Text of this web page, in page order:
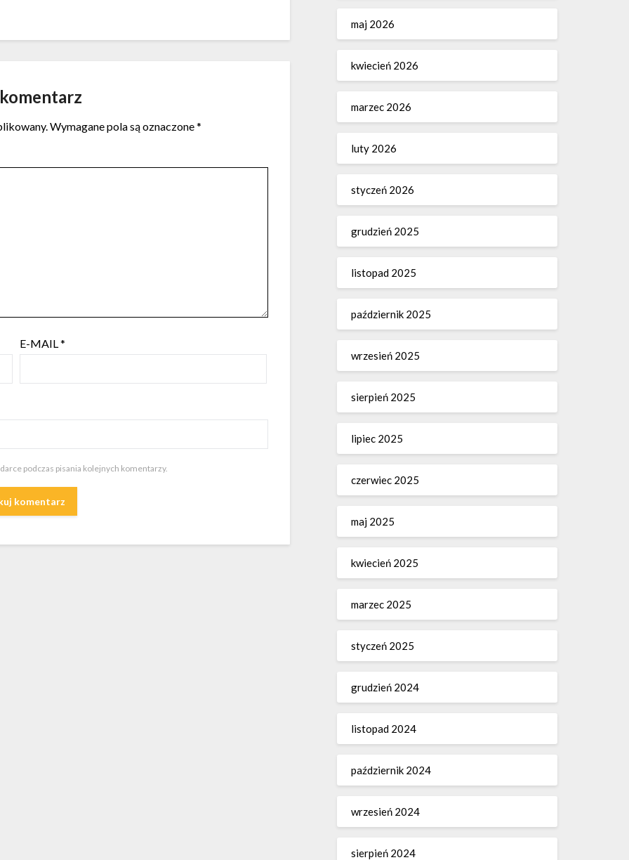
Wymagane pola są oznaczone*
E-MAIL*
podczas pisania kolejnych komentarzy.
maj 2026
kwiecień 2026
marzec 2026
luty 2026
styczeń 2026
grudzień 2025
listopad 2025
październik 2025
wrzesień 2025
sierpień 2025
lipiec 2025
czerwiec 2025
maj 2025
kwiecień 2025
marzec 2025
styczeń 2025
grudzień 2024
listopad 2024
październik 2024
wrzesień 2024
sierpień 2024